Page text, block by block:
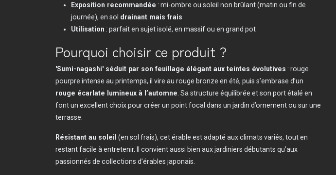
Exposition recommandée : mi-ombre ou soleil non brûlant (matin ou fin de
journée), en sol drainant mais frais
Utilisation : parfait en sujet isolé, en massif ou en grand pot
Pourquoi choisir ce produit ?
'Sumi-nagashi' séduit par son feuillage élégant aux teintes évolutives : rouge
pourpre intense au printemps, il vire au rouge bronze en été, puis s’embrase d’un
rouge écarlate lumineux à l’automne . Sa structure équilibrée et son port étalé en
font un excellent choix pour créer un point focal dans un jardin d’ornement ou sur une
terrasse.
Résistant au soleil (en sol frais), cet érable est adapté aux climats variés, tout en
restant facile à entretenir. Il convient aussi bien aux jardiniers débutants qu’aux
passionnés de collections d’érables japonais.